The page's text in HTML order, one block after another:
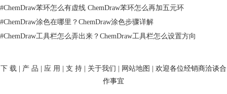
#ChemDraw苯环怎么有虚线 ChemDraw苯环怎么再加五元环
#ChemDraw涂色在哪里？ChemDraw涂色步骤详解
#ChemDraw工具栏怎么弄出来？ChemDraw工具栏怎么设置方向
下 载 产 品 应 用 支 持 关于我们 网站地图
| 欢迎各位经销商洽谈合
作事宜